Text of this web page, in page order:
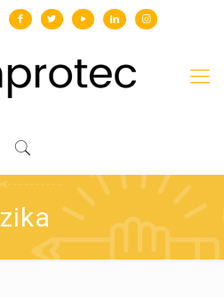
zika